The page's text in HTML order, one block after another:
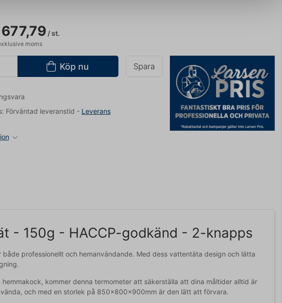
/ st.
moms
Köp nu Spara
Förväntad leveranstid - Leverans
- 150g - HACCP-godkänd - 2-knapps
professionellt och hemanvändande. Med dess vattentäta design och lätta
kommer denna termometer att säkerställa att dina måltider alltid är
och med en storlek på 850x800x900mm är den lätt att förvara.